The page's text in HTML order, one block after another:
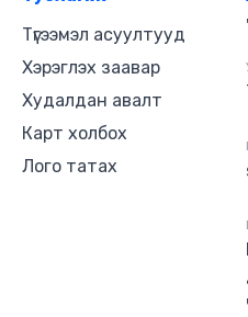
Түгээмэл асуултууд
Хэрэглэх заавар
Худалдан авалт
Карт холбох
Лого татах